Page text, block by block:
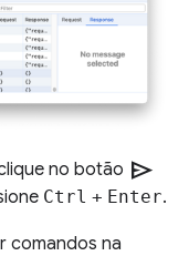
no botão send
Ctrl + Enter.
comandos na